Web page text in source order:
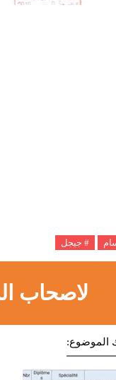
# جيجل
لاصحاب
الموضوع: